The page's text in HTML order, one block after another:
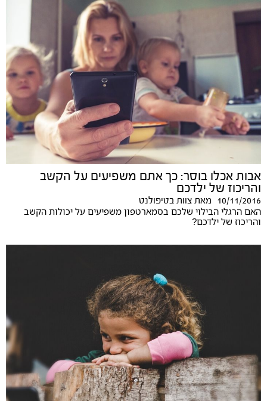
אבות אכלו בוסר: כך אתם משפיעים על הקשב
והריכוז של ילדכם
10/11/2016 מאת צוות בטיפולנט
האם הרגלי הבילוי שלכם בסמארטפון משפיעים על יכולות הקשב
והריכוז של ילדכם?